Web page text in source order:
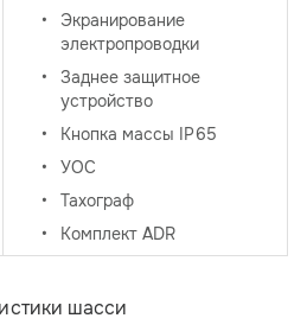
Экранирование
электропроводки
Заднее защитное
устройство
Кнопка массы IP65
УОС
Тахограф
Комплект ADR
шасси